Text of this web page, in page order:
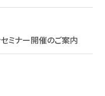
ミナー開催のご案内